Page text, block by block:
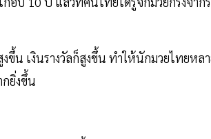
ขึ้น เงินรางวัลก็สูงขึ้น ทำให้นักมวยไทยห
กยิ่งขึ้น